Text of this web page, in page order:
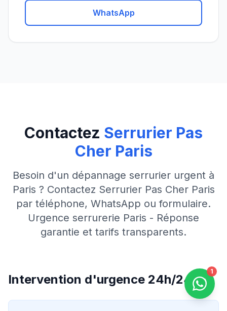
WhatsApp
Contactez Serrurier Pas
Cher Paris
Besoin d'un dépannage serrurier urgent à
Paris ? Contactez Serrurier Pas Cher Paris
par téléphone, WhatsApp ou formulaire.
Urgence serrurerie Paris - Réponse
garantie et tarifs transparents.
Intervention d'urgence 24h/24
1